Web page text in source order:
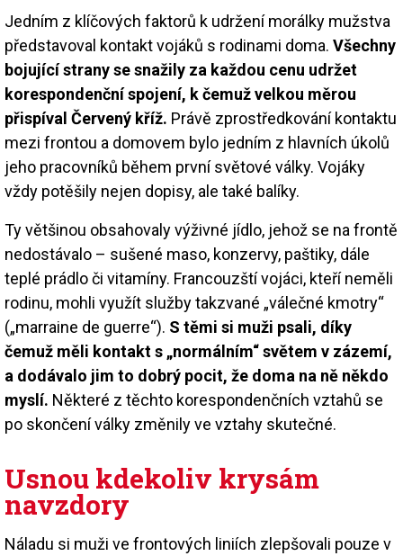
Jedním z klíčových faktorů k udržení morálky mužstva
představoval kontakt vojáků s rodinami doma. Všechny
bojující strany se snažily za každou cenu udržet
korespondenční spojení, k čemuž velkou měrou
přispíval Červený kříž. Právě zprostředkování kontaktu
mezi frontou a domovem bylo jedním z hlavních úkolů
jeho pracovníků během první světové války. Vojáky
vždy potěšily nejen dopisy, ale také balíky.
Ty většinou obsahovaly výživné jídlo, jehož se na frontě
nedostávalo – sušené maso, konzervy, paštiky, dále
teplé prádlo či vitamíny. Francouzští vojáci, kteří neměli
rodinu, mohli využít služby takzvané „válečné kmotry“
(„marraine de guerre“). S těmi si muži psali, díky
čemuž měli kontakt s „normálním“ světem v zázemí,
a dodávalo jim to dobrý pocit, že doma na ně někdo
myslí. Některé z těchto korespondenčních vztahů se
po skončení války změnily ve vztahy skutečné.
Usnou kdekoliv krysám
navzdory
Náladu si muži ve frontových liniích zlepšovali pouze v